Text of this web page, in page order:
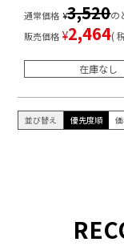
通常価格 ¥3,520の
販売価格 ¥2,464
在庫なし
並び替え 優先度順